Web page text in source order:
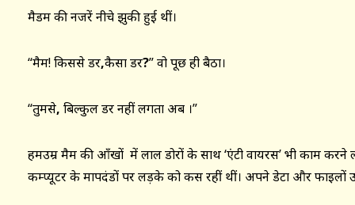
मैडम की नजरें नीचे झुकी हुई थीं।
“मैम! किससे डर,कैसा डर?”वो पूछ ही बैठा।
“तुमसे, बिल्कुल डर नहीं लगता अब ।”
हमउम्र मैम की आँखों में लाल डोरों के साथ ‘एंटी वायरस’ भी काम
कम्प्यूटर के मापदंडों पर लड़के को कस रहीं थीं। अपने डेटा और फाइलों